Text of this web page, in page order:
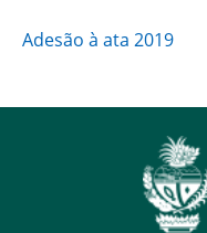
Adesão à ata 2019